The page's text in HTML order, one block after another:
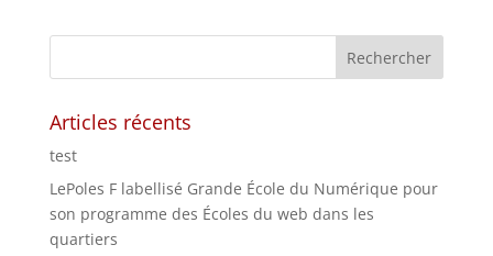
Articles récents
test
LePoles F labellisé Grande École du Numérique pour
son programme des Écoles du web dans les
quartiers